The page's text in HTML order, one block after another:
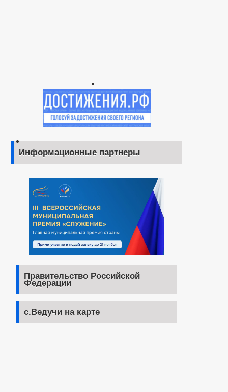
Информационные партнеры
Правительство Российской
Федерации
с.Ведучи на карте